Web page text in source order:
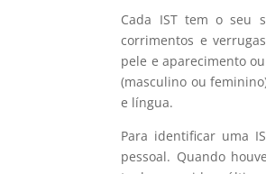
Cada IST tem o seu
corrimentos e
pele e aparecimento
(masculino ou
e língua.
Para identificar uma
pessoal. Quando